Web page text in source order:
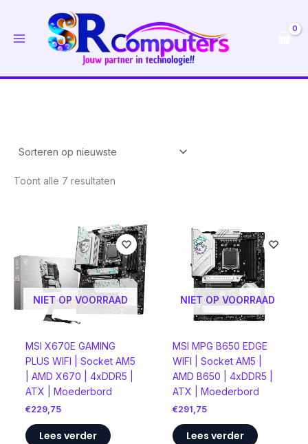
Toont alle 7 resultaten
NIET OP VOORRAAD
MSI X670E GAMING
PLUS WIFI | Socket AM5
| AMD X670 | 4xDDR5 |
ATX | Moederbord
€229,75
Lees verder
NIET OP VOORRAAD
MSI MPG B650 EDGE
WIFI | Socket AM5 |
AMD B650 | 4xDDR5 |
ATX | Moederbord
€291,75
Lees verder